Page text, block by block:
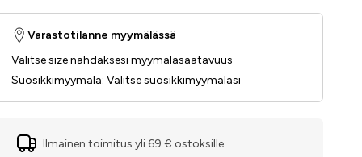
Varastotilanne myymälässä
Valitse size nähdäksesi myymäläsaatavuus
Suosikkimyymälä: Valitse suosikkimyymäläsi
Ilmainen toimitus yli 69 € ostoksille